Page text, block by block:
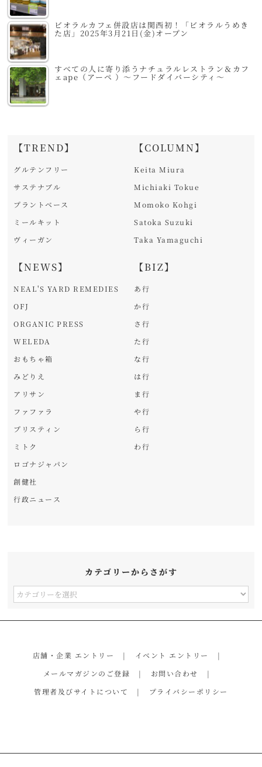
ビオラルカフェ併設店は関西初！「ビオラルうめき
た店」2025年3月21日(金)オープン
すべての人に寄り添うナチュラルレストラン＆カフ
ェape（アーペ ）～フードダイバーシティ～
【TREND】
グルテンフリー
サステナブル
プラントベース
ミールキット
ヴィーガン
【NEWS】
NEAL'S YARD REMEDIES
OFJ
ORGANIC PRESS
WELEDA
おもちゃ箱
みどりえ
アリサン
ファファラ
プリスティン
ミトク
ロゴナジャパン
創健社
行政ニュース
【COLUMN】
Keita Miura
Michiaki Tokue
Momoko Kohgi
Satoka Suzuki
Taka Yamaguchi
【BIZ】
あ行
か行
さ行
た行
な行
は行
ま行
や行
ら行
わ行
カテゴリーからさがす
カ
す
店舗・企業 エントリー
イベント エントリー
メールマガジンのご登録
お問い合わせ
管理者及びサイトについて
プライバシーポリシー